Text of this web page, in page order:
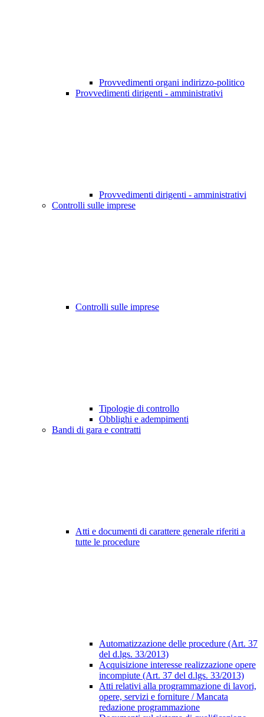
Provvedimenti organi indirizzo-politico
Provvedimenti dirigenti - amministrativi
Provvedimenti dirigenti - amministrativi
Controlli sulle imprese
Controlli sulle imprese
Tipologie di controllo
Obblighi e adempimenti
Bandi di gara e contratti
Atti e documenti di carattere generale riferiti a
tutte le procedure
Automatizzazione delle procedure (Art. 37
del d.lgs. 33/2013)
Acquisizione interesse realizzazione opere
incompiute (Art. 37 del d.lgs. 33/2013)
Atti relativi alla programmazione di lavori,
opere, servizi e forniture / Mancata
redazione programmazione